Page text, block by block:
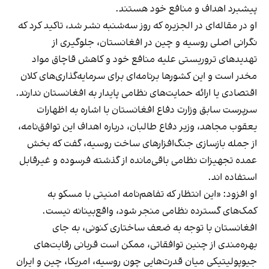
پیشبرد اهداف و منافع خود هستند.
او در مقاله‌ای در الجزیره که روز سه‌شنبه نشر شد، تاکید کرد که
نگرانی اصلی روسیه و چین در افغانستان، جلوگیری از
تهدیدهای تروریستی علیه منافع خود و کاهش قاچاق مواد
مخدر است و این کشورها برنامه‌ای برای سرمایه‌گذاری‌های کلان
اقتصادی یا ارائه حمایت‌های نظامی پایدار به افغانستان ندارند.
سرپرست سابق وزارت دفاع افغانستان با اشاره به اظهارات
یعقوب مجاهد، وزیر دفاع طالبان، درباره اهداف این توافق‌نامه،
از جمله بازسازی جنگ‌افزارهای ساخت روسیه، گفت که بخش
عمده تجهیزات نظامی باقی‌مانده از گذشته فرسوده و غیرقابل
استفاده اند.
او افزود: «این انتظار که تفاهم‌نامه امنیتی با مسکو به
کمک‌های گسترده نظامی منجر شود، واقع‌بینانه نیست.
افغانستان با توجه به ضعف ساختاری کنونی، به جای
بهره‌مندی از چنین توافقاتی، ممکن است قربانی رقابت‌های
جیوپولیتیکی میان قدرت‌هایی چون روسیه، امریکا، چین و ایران